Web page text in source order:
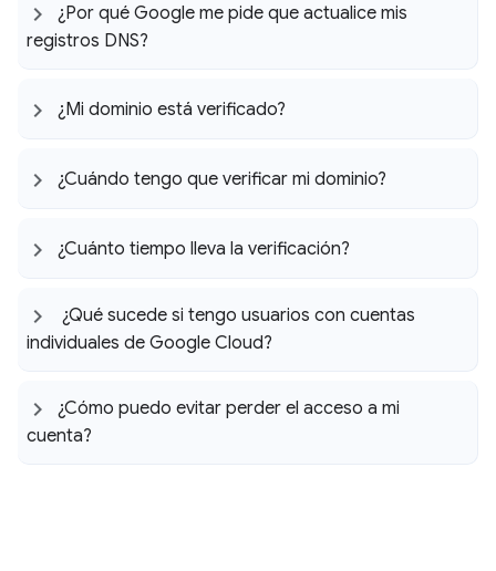
¿Por qué Google me pide que actualice mis
registros DNS?
¿Mi dominio está verificado?
¿Cuándo tengo que verificar mi dominio?
¿Cuánto tiempo lleva la verificación?
¿Qué sucede si tengo usuarios con cuentas
individuales de Google Cloud?
¿Cómo puedo evitar perder el acceso a mi
cuenta?